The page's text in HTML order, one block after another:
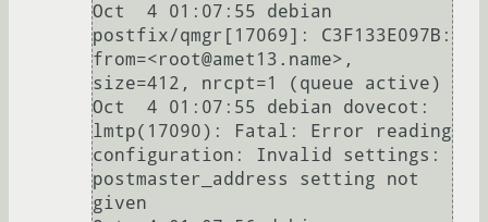
Oct  4 01:07:55 debian
postfix/qmgr[17069]: C3F133E097B:
from=<root@amet13.name>,
size=412, nrcpt=1 (queue active)
Oct  4 01:07:55 debian dovecot:
lmtp(17090): Fatal: Error reading
configuration: Invalid settings:
postmaster_address setting not
given